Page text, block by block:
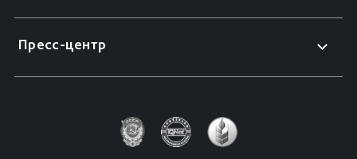
Пресс-центр